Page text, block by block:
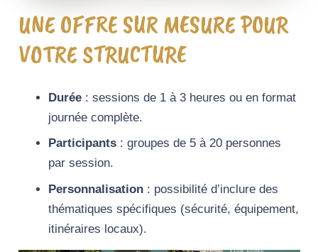
UNE OFFRE SUR MESURE POUR
VOTRE STRUCTURE
Durée : sessions de 1 à 3 heures ou en format
journée complète.
Participants : groupes de 5 à 20 personnes
par session.
Personnalisation : possibilité d’inclure des
thématiques spécifiques (sécurité, équipement,
itinéraires locaux).